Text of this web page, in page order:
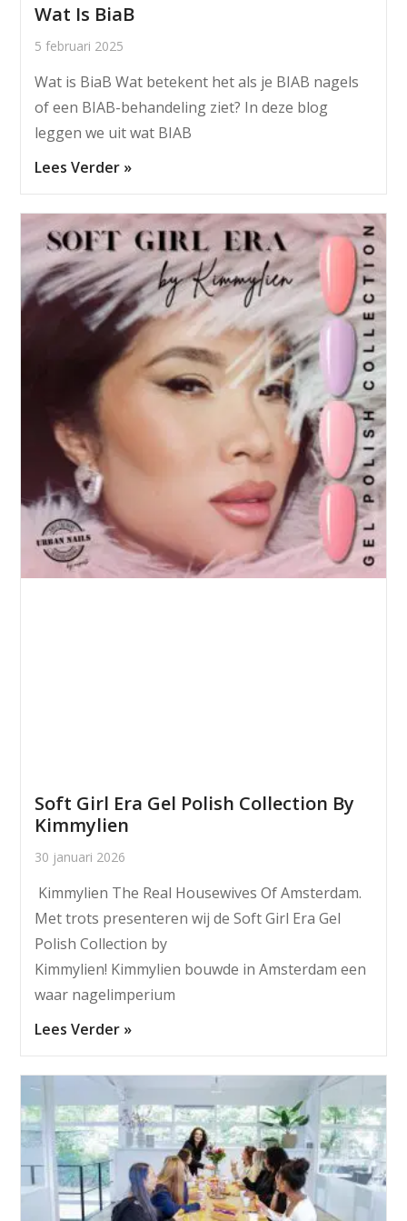
Wat Is BiaB
5 februari 2025
Wat is BiaB Wat betekent het als je BIAB nagels
of een BIAB-behandeling ziet? In deze blog
leggen we uit wat BIAB
Lees Verder »
Soft Girl Era Gel Polish Collection By
Kimmylien
30 januari 2026
Kimmylien The Real Housewives Of Amsterdam.
Met trots presenteren wij de Soft Girl Era Gel
Polish Collection by
Kimmylien! Kimmylien bouwde in Amsterdam een
waar nagelimperium
Lees Verder »